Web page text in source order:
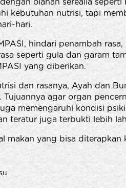
kebutuhan nutrisi, tapi
hari.
hindari penambah
seperti gula dan garam
yang diberikan.
dan rasanya, Ayah dan
agar organ
memengaruhi kondisi
teratur juga terbukti lebih
makan yang bisa diterapkan